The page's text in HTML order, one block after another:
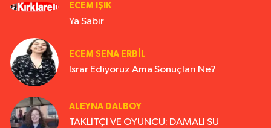
ECEM IŞIK
Ya Sabır
ECEM SENA ERBIL
Israr Ediyoruz Ama Sonuçları Ne?
ALEYNA DALBOY
TAKLİTÇİ VE OYUNCU: DAMALI SU